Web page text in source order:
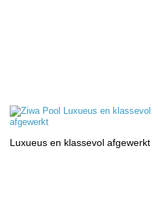
Luxueus en klassevol afgewerkt